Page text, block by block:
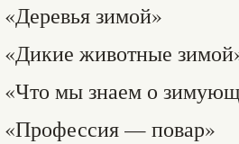
зимой»
«Дикие животные
«Что мы знаем о
«Профессия — повар»